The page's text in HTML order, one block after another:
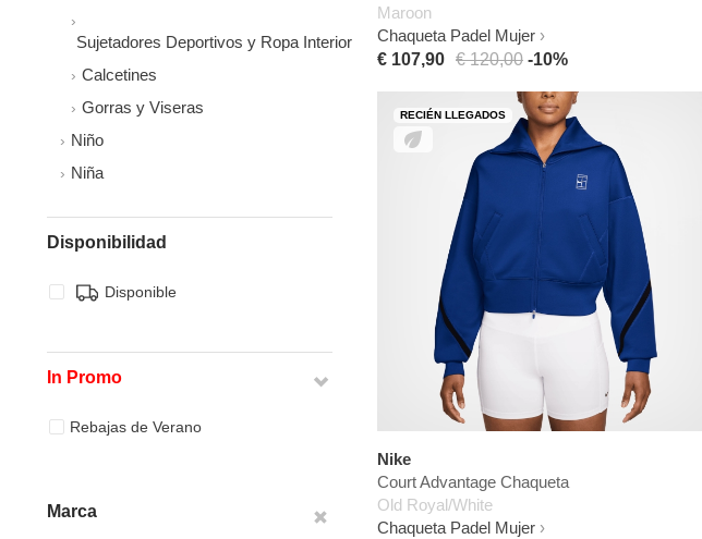
Sujetadores Deportivos y Ropa Interior
Calcetines
Gorras y Viseras
Niño
Niña
Disponibilidad
Disponible
In Promo
Rebajas de Verano
Marca
Maroon
Chaqueta Padel Mujer
€ 107,90 € 120,00 -10%
RECIÉN LLEGADOS
Nike
Court Advantage Chaqueta
Old Royal/White
Chaqueta Padel Mujer